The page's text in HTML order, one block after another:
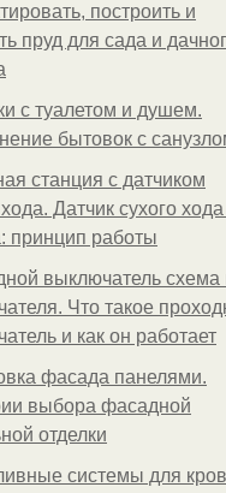
построить и
пруд для сада и
с туалетом и душем.
бытовок с
станция с датчиком
Датчик сухого
принцип работы
выключатель схема
Что такое
и как он работает
фасада панелями.
выбора фасадной
отделки
системы для